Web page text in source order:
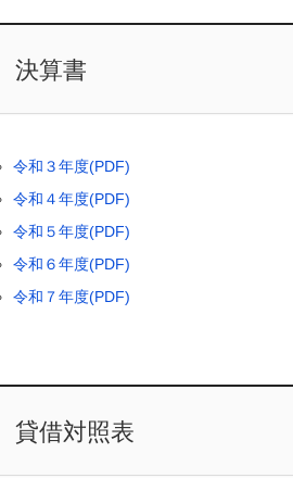
決算書
令和３年度(PDF)
令和４年度(PDF)
令和５年度(PDF)
令和６年度(PDF)
令和７年度(PDF)
貸借対照表